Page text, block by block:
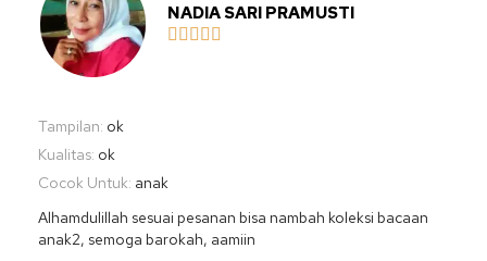
NADIA SARI PRAMUSTI
    
Tampilan: ok
Kualitas: ok
Cocok Untuk: anak
Alhamdulillah sesuai pesanan bisa nambah koleksi bacaan
anak2, semoga barokah, aamiin